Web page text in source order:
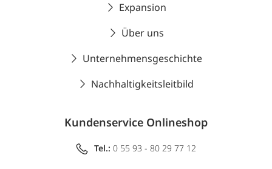
Expansion
Über uns
Unternehmensgeschichte
Nachhaltigkeitsleitbild
Kundenservice Onlineshop
Tel.: 0 55 93 - 80 29 77 12